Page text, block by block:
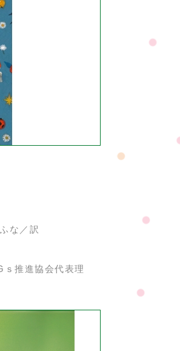
な／訳
推進協会代表理